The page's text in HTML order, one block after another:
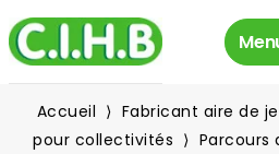
Accueil
Fabricant aire de
pour collectivités
Parcours